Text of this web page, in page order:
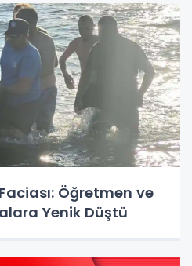
Öğretmen ve
Yenik Düştü